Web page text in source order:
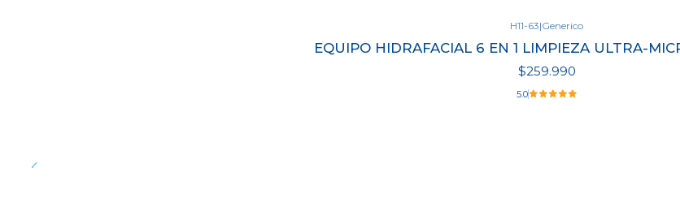
H11-63|Generico
EQUIPO HIDRAFACIAL 6 EN 1 LIMPIEZA ULTRA-
$259.990
5.0